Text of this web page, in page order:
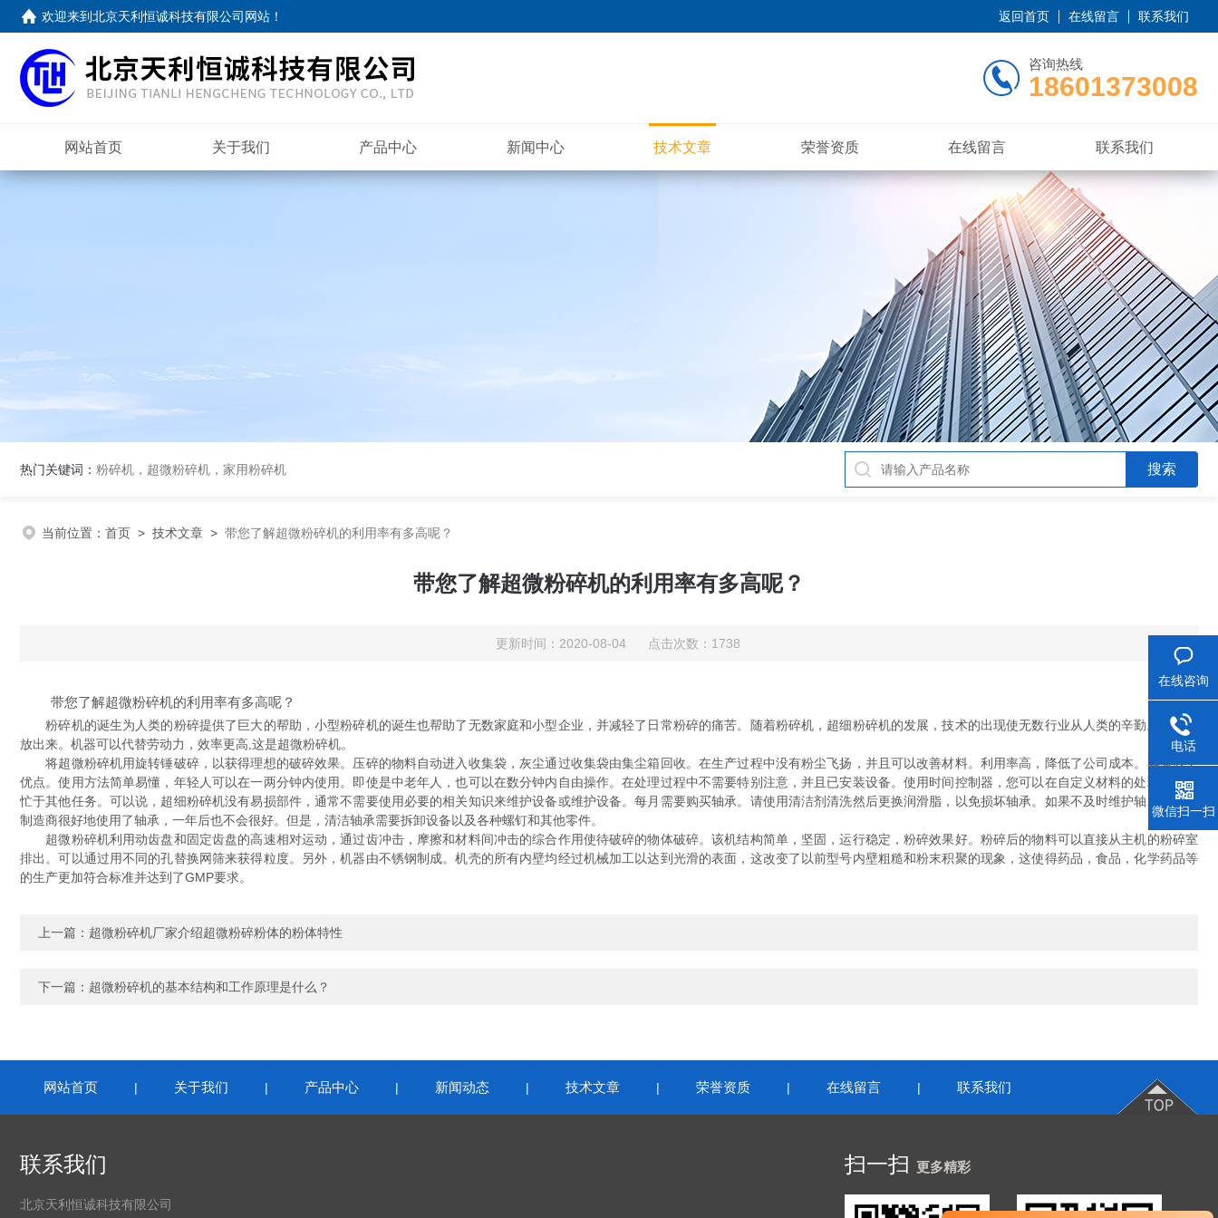
欢迎来到北京天利恒诚科技有限公司网站 ！ 返回首页 在线留言 联系我们
咨询热线
18601373008
网站首页 关于我们 产品中心 新闻中心 技术文章 荣誉资质 在线留言 联系我们
热门关键词： 粉碎机，超微粉碎机，家用粉碎机
当前位置： 首页 > 技术文章 > 带您了解超微粉碎机的利用率有多高呢？
带您了解超微粉碎机的利用率有多高呢？
更新时间：2020-08-04 点击次数：1738
带您了解超微粉碎机的利用率有多高呢？
粉碎机的诞生为人类的粉碎提供了巨大的帮助，小型粉碎机的诞生也帮助了无数家庭和小型企业，并减轻了日常粉碎的痛苦。随着粉碎机，超细粉碎机的发展，技术的出现使无数行业从人类的辛勤工作中解
放出来。机器可以代替劳动力，效率更高,这是超微粉碎机。
将超微粉碎机用旋转锤破碎，以获得理想的破碎效果。压碎的物料自动进入收集袋，灰尘通过收集袋由集尘箱回收。在生产过程中没有粉尘飞扬，并且可以改善材料。利用率高，降低了公司成本。具有以下
优点。使用方法简单易懂，年轻人可以在一两分钟内使用。即使是中老年人，也可以在数分钟内自由操作。在处理过程中不需要特别注意，并且已安装设备。使用时间控制器，您可以在自定义材料的处理时间后
忙于其他任务。可以说，超细粉碎机没有易损部件，通常不需要使用必要的相关知识来维护设备或维护设备。每月需要购买轴承。请使用清洁剂清洗然后更换润滑脂，以免损坏轴承。如果不及时维护轴承，即使
制造商很好地使用了轴承，一年后也不会很好。但是，清洁轴承需要拆卸设备以及各种螺钉和其他零件。
超微粉碎机利用动齿盘和固定齿盘的高速相对运动，通过齿冲击，摩擦和材料间冲击的综合作用使待破碎的物体破碎。该机结构简单，坚固，运行稳定，粉碎效果好。粉碎后的物料可以直接从主机的粉碎室
排出。可以通过用不同的孔替换网筛来获得粒度。另外，机器由不锈钢制成。机壳的所有内壁均经过机械加工以达到光滑的表面，这改变了以前型号内壁粗糙和粉末积聚的现象，这使得药品，食品，化学药品等
的生产更加符合标准并达到了GMP要求。
上一篇： 超微粉碎机厂家介绍超微粉碎粉体的粉体特性
下一篇： 超微粉碎机的基本结构和工作原理是什么？
网站首页 | 关于我们 | 产品中心 | 新闻动态 | 技术文章 | 荣誉资质 | 在线留言 | 联系我们
联系我们
北京天利恒诚科技有限公司
扫一扫 更多精彩
在线咨询
电话
微信扫一扫